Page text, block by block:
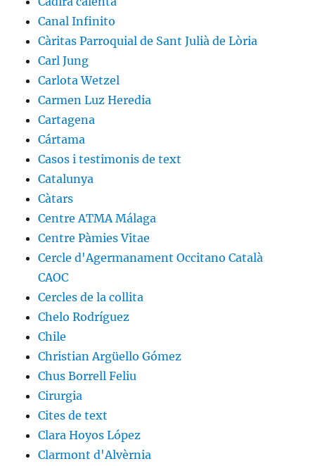
Canal Infinito
Càritas Parroquial de Sant Julià de Lòria
Carl Jung
Carlota Wetzel
Carmen Luz Heredia
Cartagena
Cártama
Casos i testimonis de text
Catalunya
Càtars
Centre ATMA Málaga
Centre Pàmies Vitae
Cercle d'Agermanament Occitano Català
CAOC
Cercles de la collita
Chelo Rodríguez
Chile
Christian Argüello Gómez
Chus Borrell Feliu
Cirurgia
Cites de text
Clara Hoyos López
Clarmont d'Alvèrnia